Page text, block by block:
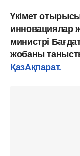
Үкімет
инновациялар
министрі
жобаны
ҚазАқпарат.